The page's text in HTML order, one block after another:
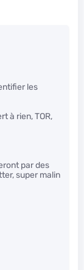
les
à rien, TOR,
par des
super malin